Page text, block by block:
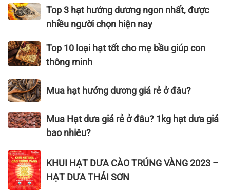
cho
sức
nhất,
bán
nhất
(cập
nhật
2026)
hiệu
hạt
rang
muối
ngon
nhất
hiện
Top
3
hướng
dương
nhất,
được
người
nay
Top 3 hạt hướng dương ngon nhất, được
nhiều người chọn hiện nay
Top
10
hạt
tốt
mẹ
con
thông
minh
Top 10 loại hạt tốt cho mẹ bầu giúp con
thông minh
Mua
hạt
dương
ở
đâu?
Mua hạt hướng dương giá rẻ ở đâu?
Mua
Hạt
giá
rẻ
ở
Mua Hạt dưa giá rẻ ở đâu? 1kg hạt dưa giá
bao nhiêu?
KHUI
HẠT
DƯA
KHUI HẠT DƯA CÀO TRÚNG VÀNG 2023 –
HẠT DƯA THÁI SƠN